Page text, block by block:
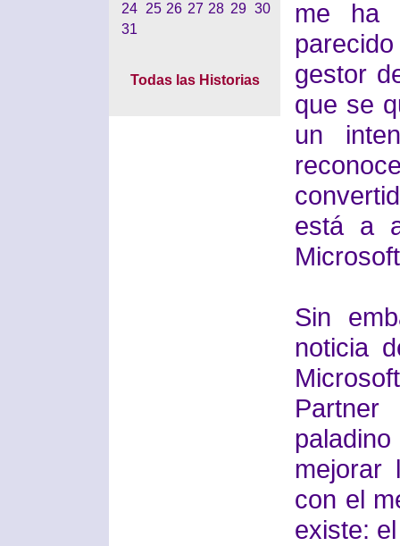
24
25 26 27 28 29 30
31
Todas las Historias
me ha
gestor
que se
un
está a
Sin
noticia
mejorar
con el
existe: